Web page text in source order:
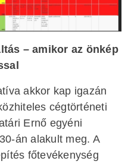
– amikor az önkép
akkor kap igazán
cégtörténeti
Ernő egyéni
án alakult meg. A
főtevékenység